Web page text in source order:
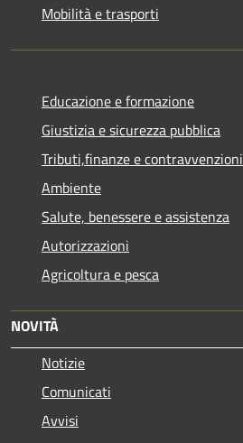
Mobilità e trasporti
Educazione e formazione
Giustizia e sicurezza pubblica
Tributi,finanze e contravvenzioni
Ambiente
Salute, benessere e assistenza
Autorizzazioni
Agricoltura e pesca
NOVITÀ
Notizie
Comunicati
Avvisi